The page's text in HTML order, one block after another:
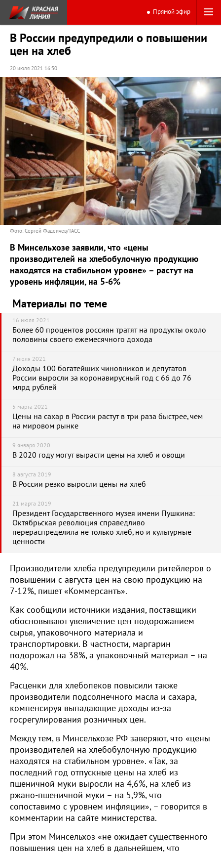
Прямой эфир
В России предупредили о повышении
цен на хлеб
20 июля 2021 16:30
Фото: Сергей Фадеичев/ТАСС
В Минсельхозе заявили, что «цены
производителей на хлебобулочную продукцию
находятся на стабильном уровне» – растут на
уровень инфляции, на 5-6%
Материалы по теме
16 июля 2021
Более 60 процентов россиян тратят на продукты около
половины своего ежемесячного дохода
7 июля 2021
Доходы 100 богатейших чиновников и депутатов
России выросли за коронавирусный год с 66 до 76
млрд рублей
5 марта 2021
Цены на сахар в России растут в три раза быстрее, чем
на мировом рынке
9 января 2020
В 2020 году могут вырасти цены на хлеб и овощи
8 августа 2019
В России резко выросли цены на хлеб
21 марта 2019
Президент Государственного музея имени Пушкина:
Октябрьская революция справедливо
перераспределила не только хлеб, но и культурные
ценности
Производители хлеба предупредили ритейлеров о
повышении с августа цен на свою продукцию на
7-12%, пишет «Коммерсантъ».
Как сообщили источники издания, поставщики
обосновывают увеличение цен подорожанием
сырья, упаковочного материала и
транспортировки. В частности, маргарин
подорожал на 38%, а упаковочный материал – на
40%.
Расценки для хлебопеков повысили также
производители подсолнечного масла и сахара,
компенсируя выпадающие доходы из-за
госрегулирования розничных цен.
Между тем, в Минсельхозе РФ заверяют, что «цены
производителей на хлебобулочную продукцию
находятся на стабильном уровне». «Так, за
последний год отпускные цены на хлеб из
пшеничной муки выросли на 4,6%, на хлеб из
ржано-пшеничной муки – на 5,9%, что
сопоставимо с уровнем инфляции», – говорится в
комментарии на сайте министерства.
При этом Минсельхоз «не ожидает существенного
повышения цен на хлеб в дальнейшем, что